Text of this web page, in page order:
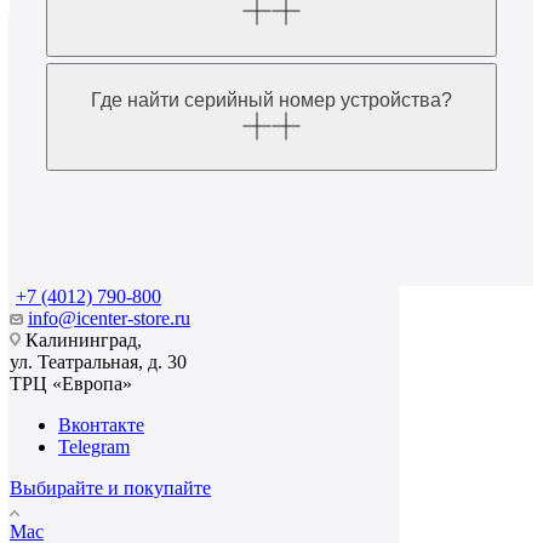
Где найти серийный номер устройства?
+7 (4012) 790-800
info@icenter-store.ru
Калининград,
ул. Театральная, д. 30
ТРЦ «Европа»
Вконтакте
Telegram
Выбирайте и покупайте
Mac